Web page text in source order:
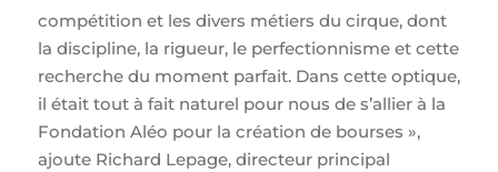
compétition et les divers métiers du cirque, dont
la discipline, la rigueur, le perfectionnisme et cette
recherche du moment parfait. Dans cette optique,
il était tout à fait naturel pour nous de s’allier à la
Fondation Aléo pour la création de bourses »,
ajoute Richard Lepage, directeur principal